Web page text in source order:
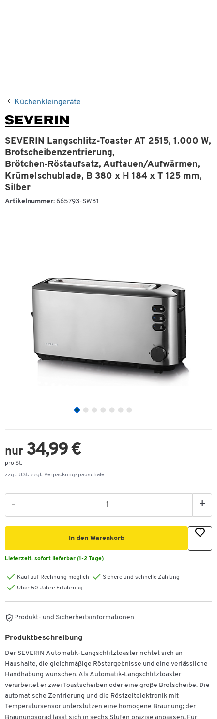
Küchenkleingeräte
SEVERIN Langschlitz-Toaster AT 2515, 1.000 W,
Brotscheibenzentrierung,
Brötchen‑Röstaufsatz, Auftauen/Aufwärmen,
Krümelschublade, B 380 x H 184 x T 125 mm,
Silber
Artikelnummer: 665793-SW81
nur 34,99 €
pro St.
zzgl. USt. zzgl. Verpackungspauschale
- +
In den Warenkorb
Lieferzeit: sofort lieferbar (1-2 Tage)
Kauf auf Rechnung möglich
Sichere und schnelle Zahlung
Über 50 Jahre Erfahrung
Produkt- und Sicherheitsinformationen
Produktbeschreibung
Der SEVERIN Automatik-Langschlitztoaster richtet sich an
Haushalte, die gleichmäßige Röstergebnisse und eine verlässliche
Handhabung wünschen. Als Automatik‑Langschlitztoaster
verarbeitet er zwei Toastscheiben oder eine große Brotscheibe. Die
automatische Zentrierung und die Röstzeitelektronik mit
Temperatursensor unterstützen eine homogene Bräunung; der
Bräunungsgrad lässt sich in sechs Stufen präzise anpassen. Für